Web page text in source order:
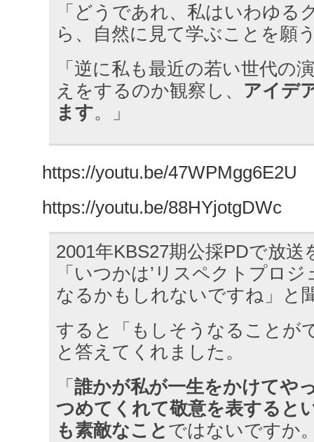
「どうであれ、私はいわゆる
ら、自然に見て学ぶことを願
「逆に私も最近の若い世代の
えをするのか観察し、 アイデ
ます。」
https://youtu.be/47WPMgg6E2U
https://youtu.be/88HYjotgDWc
2001年KBS27期公採PDで放
「いつかは’リスペクトプロ
なるかもしれないですね」と
すると「もしそうなることが
と答えてくれました。
「 誰かが私が一生をかけてや
つめてくれて敬意を表すると
も素敵なこと ではないですか